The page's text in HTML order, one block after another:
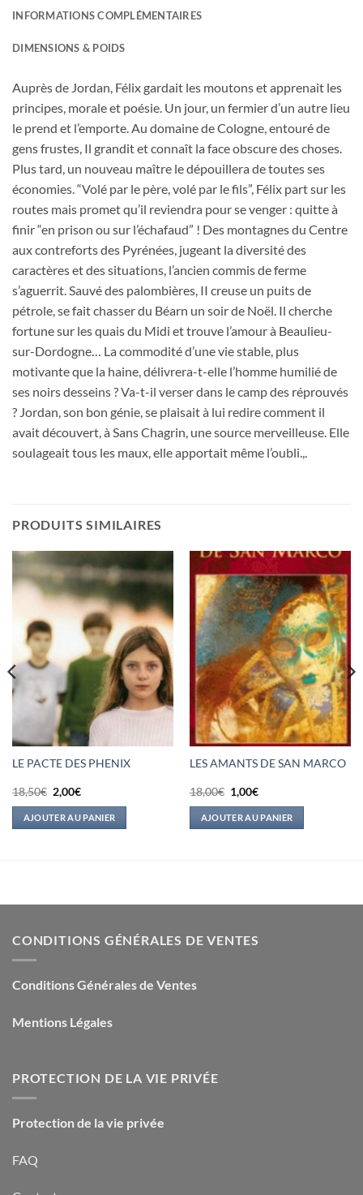
INFORMATIONS COMPLÉMENTAIRES
DIMENSIONS & POIDS
Auprès de Jordan, Félix gardait les moutons et apprenait les
principes, morale et poésie. Un jour, un fermier d’un autre lieu
le prend et l’emporte. Au domaine de Cologne, entouré de
gens frustes, Il grandit et connaît la face obscure des choses.
Plus tard, un nouveau maître le dépouillera de toutes ses
économies. “Volé par le père, volé par le fils”, Félix part sur les
routes mais promet qu’il reviendra pour se venger : quitte à
finir “en prison ou sur l’échafaud” ! Des montagnes du Centre
aux contreforts des Pyrénées, jugeant la diversité des
caractères et des situations, l’ancien commis de ferme
s’aguerrit. Sauvé des palombières, II creuse un puits de
pétrole, se fait chasser du Béarn un soir de Noël. Il cherche
fortune sur les quais du Midi et trouve l’amour à Beaulieu-
sur-Dordogne… La commodité d’une vie stable, plus
motivante que la haine, délivrera-t-elle l’homme humilié de
ses noirs desseins ? Va-t-il verser dans le camp des réprouvés
? Jordan, son bon génie, se plaisait à lui redire comment il
avait découvert, à Sans Chagrin, une source merveilleuse. Elle
soulageait tous les maux, elle apportait même l’oubli.,.
PRODUITS SIMILAIRES
LE PACTE DES PHENIX
18,50€ Le
prix
initial
était :
18,50€.
2,00€Le
actuel
est :
2,00€.
AJOUTER AU PANIER
LES AMANTS DE SAN MARCO
18,00€ Le
prix
initial
était :
18,00€.
1,00€Le
actuel
est :
1,00€.
AJOUTER AU PANIER
CONDITIONS GÉNÉRALES DE VENTES
Conditions Générales de Ventes
Mentions Légales
PROTECTION DE LA VIE PRIVÉE
Protection de la vie privée
FAQ